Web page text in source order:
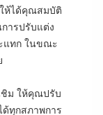
ห้ได้คุณสมบัติ
ารปรับแต่ง
แทก ในขณะ
ชิม ให้คุณปรับ
ทุกสภาพการ